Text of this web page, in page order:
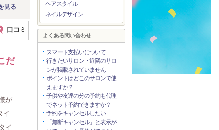
見る
口コミ
だ
が
イ
イ
ヘアスタイル
ネイルデザイン
よくある問い合わせ
スマート支払いについて
行きたいサロン・近隣のサロ
ンが掲載されていません
ポイントはどこのサロンで使
えますか？
子供や友達の分の予約も代理
でネット予約できますか？
予約をキャンセルしたい
「無断キャンセル」と表示が